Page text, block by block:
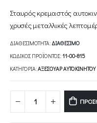
Σταυρός κρεμαστός
χρυσές μεταλλικές
ΔΙΑΘΕΣΙΜΌΤΗΤΑ: ΔΙΑΘΈΣΙΜΟ
ΚΩΔΙΚΌΣ ΠΡΟΪΌΝΤΟΣ: 11-00-815
ΚΑΤΗΓΟΡΊΑ:ΑΞΕΣΟΥΆΡ ΑΥΤΟΚΙΝΉΤΟΥ